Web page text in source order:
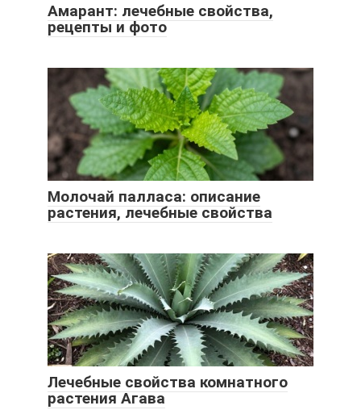
Амарант: лечебные свойства,
рецепты и фото
Молочай палласа: описание
растения, лечебные свойства
Лечебные свойства комнатного
растения Агава